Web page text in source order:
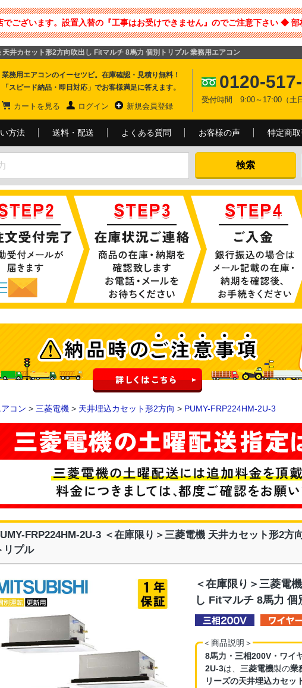
ございます。設置入替の『工事はお受けできません』のでご注意下さい ◆
井カセット形2方向吹出し Fitマルチ 8馬力 個別トリプル 業務用エアコン
業務用エアコンのイーセツビ。在庫確認・見積り無料！
「スピード納品・即日対応」でお客様満足に答えます。
カートを見る ログイン 新規会員登録
0120-
受付時間 9:00～17:00（土
方法 送料・配送 よくある質問 お客様の声 特定商取
コン > 三菱電機 > 天井埋込カセット形2方向 > PUMY-FRP224HM-2U-3
FRP224HM-2U-3 ＜在庫限り＞三菱電機 天井カセット形2方
リプル
＜在庫限り＞三菱電
し Fitマルチ 8馬力 個
＜商品説明＞
8馬力・三相200V・ワイ
2U-3は、 三菱電機製の業
リーズの天井埋込カセッ